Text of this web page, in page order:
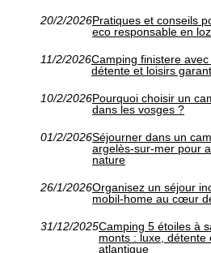
20/2/2026Pratiques et conseils
eco responsable en
11/2/2026Camping finistere
détente et loisirs
10/2/2026Pourquoi choisir un
dans les vosges ?
01/2/2026Séjourner dans un
argelès-sur-mer pour
nature
26/1/2026Organisez un séjour
mobil-home au cœur
31/12/2025Camping 5 étoiles à
monts : luxe, détente
atlantique